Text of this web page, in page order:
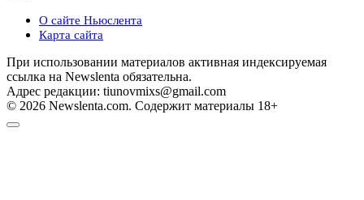
О сайте Ньюслента
Карта сайта
При использовании материалов активная индексируемая
ссылка на Newslenta обязательна.
Адрес редакции: tiunovmixs@gmail.com
© 2026 Newslenta.com. Содержит материалы 18+